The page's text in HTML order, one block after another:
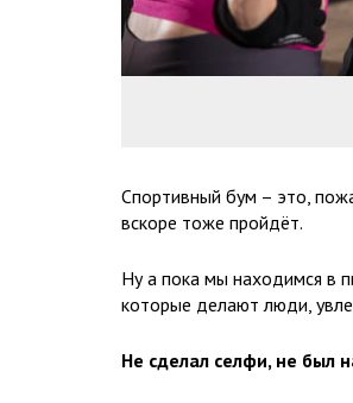
Спортивный бум – это,
вскоре тоже пройдёт.
Ну а пока мы находимся в
которые делают люди,
Не сделал селфи, не был